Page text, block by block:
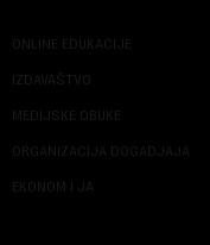
ONLINE EDUKACIJE
IZDAVAŠTVO
MEDIJSKE OBUKE
ORGANIZACIJA DOGADJAJA
EKONOM I JA